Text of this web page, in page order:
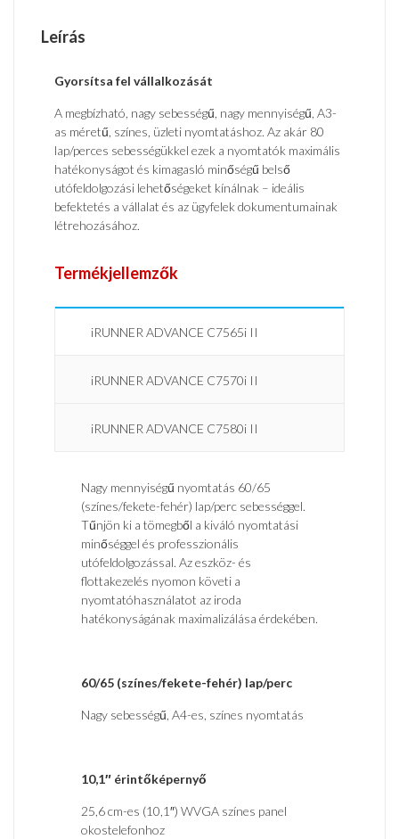
Leírás
Gyorsítsa fel vállalkozását
A megbízható, nagy sebességű, nagy mennyiségű, A3-
as méretű, színes, üzleti nyomtatáshoz. Az akár 80
lap/perces sebességükkel ezek a nyomtatók maximális
hatékonyságot és kimagasló minőségű belső
utófeldolgozási lehetőségeket kínálnak – ideális
befektetés a vállalat és az ügyfelek dokumentumainak
létrehozásához.
Termékjellemzők
iRUNNER ADVANCE C7565i II
iRUNNER ADVANCE C7570i II
iRUNNER ADVANCE C7580i II
Nagy mennyiségű nyomtatás 60/65
(színes/fekete-fehér) lap/perc sebességgel.
Tűnjön ki a tömegből a kiváló nyomtatási
minőséggel és professzionális
utófeldolgozással. Az eszköz- és
flottakezelés nyomon követi a
nyomtatóhasználatot az iroda
hatékonyságának maximalizálása érdekében.
60/65 (színes/fekete-fehér) lap/perc
Nagy sebességű, A4-es, színes nyomtatás
10,1″ érintőképernyő
25,6 cm-es (10,1″) WVGA színes panel
okostelefonhoz